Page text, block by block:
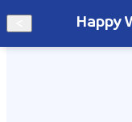
Happy